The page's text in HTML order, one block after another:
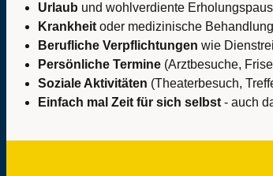
Urlaub und wohlverdiente
Krankheit oder medizinische
Berufliche Verpflichtungen wie
Persönliche Termine (Arztbesuche,
Soziale Aktivitäten (Theaterbesuch,
Einfach mal Zeit für sich selbst - auch